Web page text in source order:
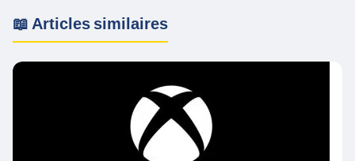
📖 Articles similaires